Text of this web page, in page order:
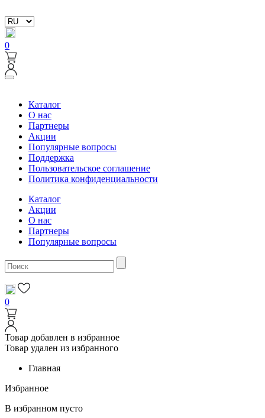
0
Каталог
О нас
Партнеры
Акции
Популярные вопросы
Поддержка
Пользовательское соглашение
Политика конфиденциальности
Каталог
Акции
О нас
Партнеры
Популярные вопросы
0
Товар добавлен в избранное
Товар удален из избранного
Главная
Избранное
В избранном пусто